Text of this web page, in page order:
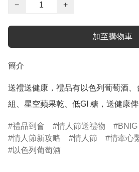
−
+
加至購物車
簡介
送禮送健康，禮品有以色列葡萄酒
組、星空蘋果乾、低GI 糖，送健康
禮品到會 情人節送禮物 BNIG
情人節新攻略
情人節 情牽心
以色列葡萄酒